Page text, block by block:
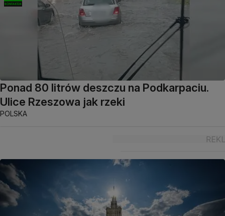
Ponad 80 litrów deszczu na Podkarpaciu.
Ulice Rzeszowa jak rzeki
POLSKA